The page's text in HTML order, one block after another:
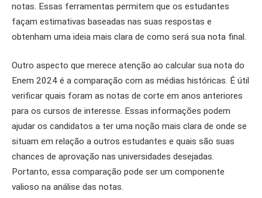
notas. Essas ferramentas permitem que os estudantes
façam estimativas baseadas nas suas respostas e
obtenham uma ideia mais clara de como será sua nota final.
Outro aspecto que merece atenção ao calcular sua nota do
Enem 2024 é a comparação com as médias históricas. É útil
verificar quais foram as notas de corte em anos anteriores
para os cursos de interesse. Essas informações podem
ajudar os candidatos a ter uma noção mais clara de onde se
situam em relação a outros estudantes e quais são suas
chances de aprovação nas universidades desejadas.
Portanto, essa comparação pode ser um componente
valioso na análise das notas.